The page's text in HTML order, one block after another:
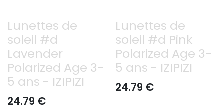
Lunettes de
soleil #d
Lavender
Polarized Age 3-
5 ans - IZIPIZI
24.79 €
Lunettes de
soleil #d Pink
Polarized Age 3-
5 ans - IZIPIZI
24.79 €